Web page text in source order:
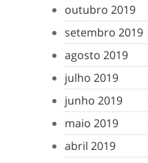
outubro 2019
setembro 2019
agosto 2019
julho 2019
junho 2019
maio 2019
abril 2019